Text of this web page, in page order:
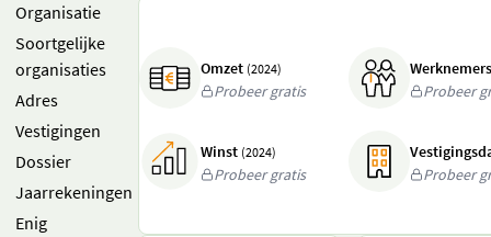
Organisatie
Soortgelijke
organisaties
Adres
Vestigingen
Dossier
Jaarrekeningen
Enig
Omzet (2024)
Probeer gratis
Probeer
Winst (2024)
Probeer gratis
Probeer